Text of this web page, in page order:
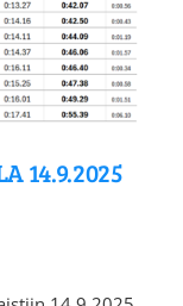
14.9.2025